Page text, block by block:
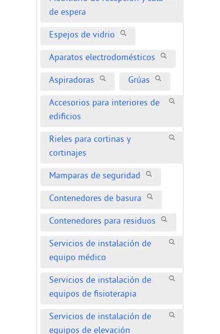
de espera
Espejos de vidrio
Aparatos electrodomésticos
Aspiradoras Grúas
Accesorios para interiores de
edificios
Rieles para cortinas y
cortinajes
Mamparas de seguridad
Contenedores de basura
Contenedores para residuos
Servicios de instalación de
equipo médico
Servicios de instalación de
equipos de fisioterapia
Servicios de instalación de
equipos de elevación